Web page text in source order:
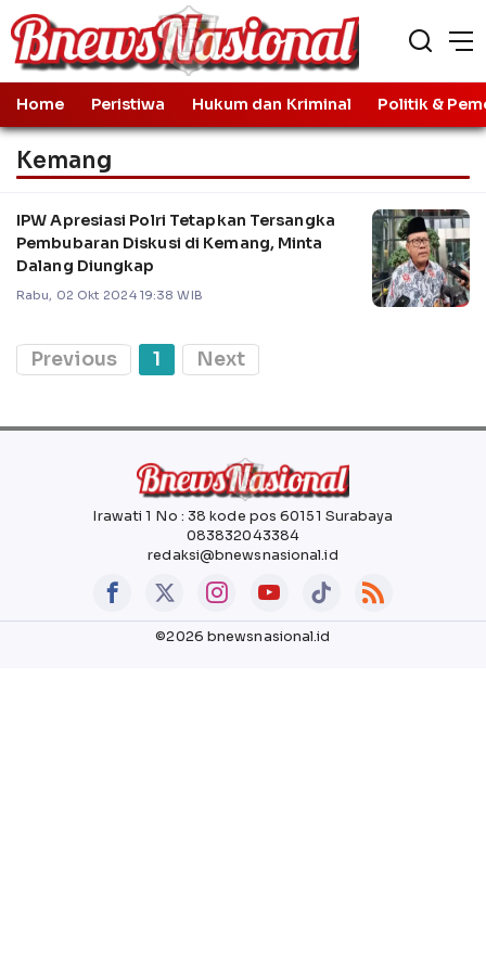
Home Peristiwa Hukum dan Kriminal Politik &
Kemang
IPW Apresiasi Polri Tetapkan Tersangka
Pembubaran Diskusi di Kemang, Minta
Dalang Diungkap
Rabu, 02 Okt 2024 19:38 WIB
Previous 1 Next
Irawati 1 No : 38 kode pos 60151 Surabaya
083832043384
redaksi@bnewsnasional.id
©2026 bnewsnasional.id